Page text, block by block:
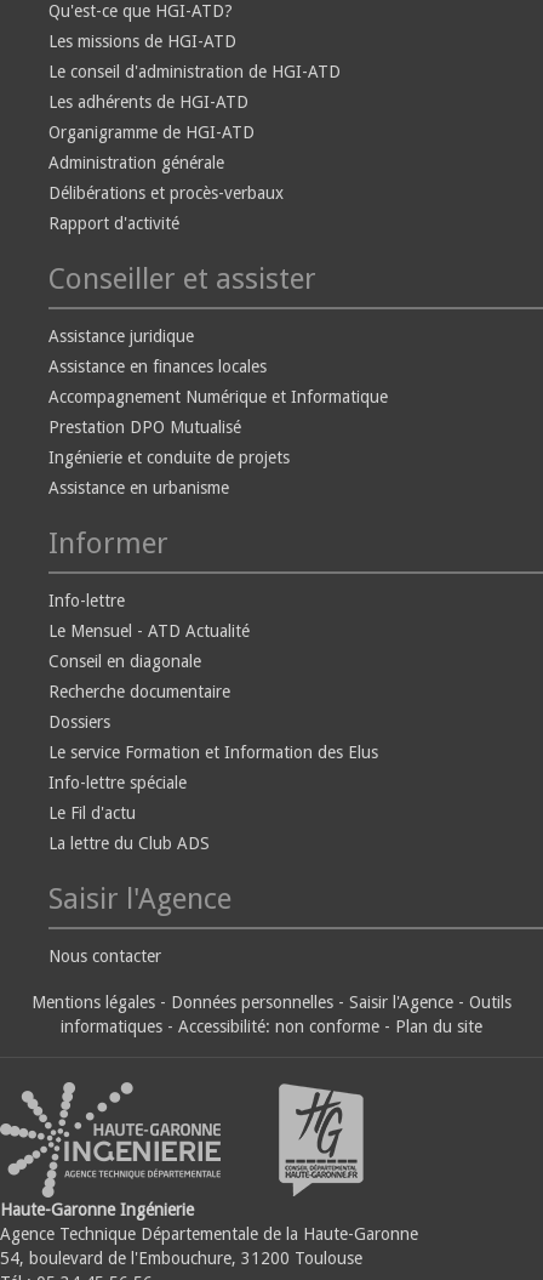
Qu'est-ce que HGI-ATD?
Les missions de HGI-ATD
Le conseil d'administration de HGI-ATD
Les adhérents de HGI-ATD
Organigramme de HGI-ATD
Administration générale
Délibérations et procès-verbaux
Rapport d'activité
Conseiller et assister
Assistance juridique
Assistance en finances locales
Accompagnement Numérique et Informatique
Prestation DPO Mutualisé
Ingénierie et conduite de projets
Assistance en urbanisme
Informer
Info-lettre
Le Mensuel - ATD Actualité
Conseil en diagonale
Recherche documentaire
Dossiers
Le service Formation et Information des Elus
Info-lettre spéciale
Le Fil d'actu
La lettre du Club ADS
Saisir l'Agence
Nous contacter
Mentions légales - Données personnelles - Saisir l'Agence - Outils
informatiques - Accessibilité: non conforme - Plan du site
Haute-Garonne Ingénierie
Agence Technique Départementale de la Haute-Garonne
54, boulevard de l'Embouchure, 31200 Toulouse